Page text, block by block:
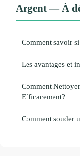
Argent — À
Comment savoir
Les avantages et
Comment
Efficacement?
Comment souder